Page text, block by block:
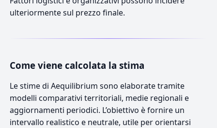
ulteriormente sul prezzo finale.
Come viene calcolata la stima
Le stime di Aequilibrium sono elaborate tramite
modelli comparativi territoriali, medie regionali e
aggiornamenti periodici. L’obiettivo è fornire un
intervallo realistico e neutrale, utile per orientarsi